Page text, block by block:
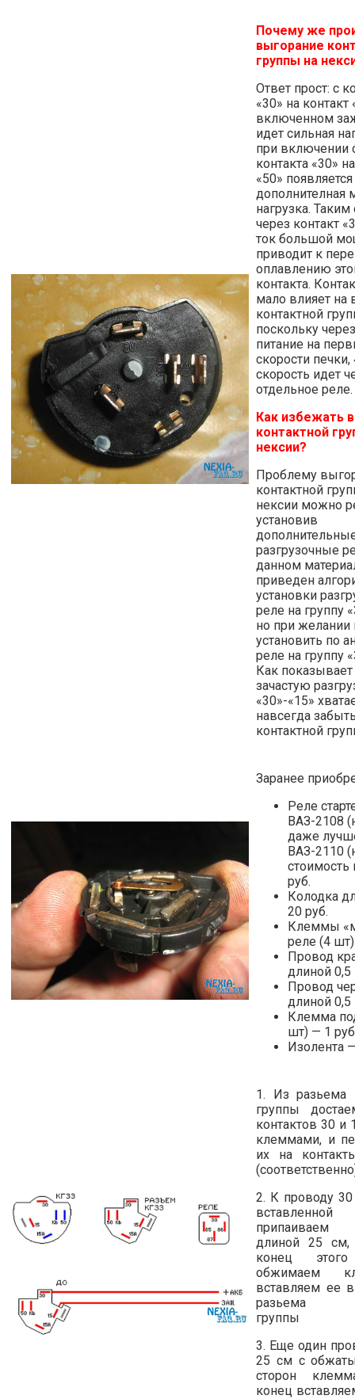
Почему же
выгорание
группы на
Ответ прост: с
«30» на контакт
включенном
идет сильная
при включении
контакта «30»
«50» появляется
дополнителная
нагрузка.
через контакт
ток большой
приводит к
оплавлению
контакта.
мало влияет на
контактной
поскольку
питание на
скорости
скорость идет
отдельное реле.
Как избежать
контактной
нексии?
Проблему
контактной
нексии можно
установив
разгрузочные
данном
приведен
установки
реле на группу
но при
установить по
реле на группу
Как показывает
зачастую
«30»-«15»
навсегда
контактной
Заранее
Реле
ВАЗ-2108
даже
ВАЗ-2110
стоимость
руб.
Колодка
20 руб.
Клеммы
реле (4
Провод
длиной
Провод
длиной
Клемма
шт) — 1
Изолента
1. Из разьема
группы
контактов 30 и
клеммами, и
их на
2. К проводу
длиной 25 см,
конец
обжимаем
вставляем ее
разьема
группы
3. Еще один
25 см с
сторон
конец